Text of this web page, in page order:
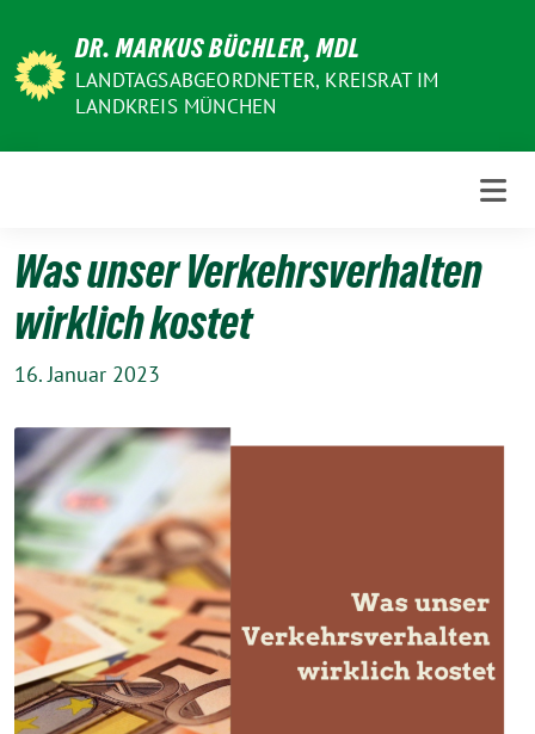
zum
Inhalt
DR. MARKUS BÜCHLER, MDL
LANDTAGSABGEORDNETER, KREISRAT IM
LANDKREIS MÜNCHEN
Was unser Verkehrsverhalten
wirklich kostet
16. Januar 2023